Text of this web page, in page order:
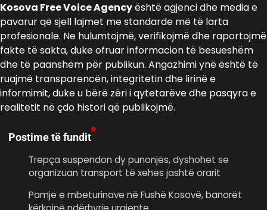
Kosova Free Voice Agencyështë agjenci dhe media e
pavarur që sjell lajmet me standarde më të larta
profesionale. Ne hulumtojmë, verifikojmë dhe raportojmë
fakte të sakta, duke ofruar informacion të besueshëm
dhe të paanshëm për publikun. Angazhimi ynë është të
ruajmë transparencën, integritetin dhe lirinë e
informimit, duke u bërë zëri i qytetarëve dhe pasqyra e
realitetit në çdo histori që publikojmë.
Postime të fundit
Trepça suspendon dy punonjës, dyshohet se
organizuan transport të xehes jashtë orarit
Pamje e mbeturinave në Fushë Kosovë, banorët